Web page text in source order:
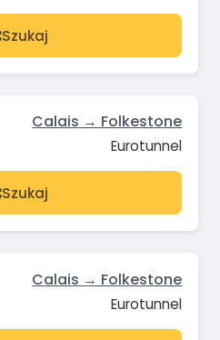
Szukaj
Calais → Folkestone
Eurotunnel
Szukaj
Calais → Folkestone
Eurotunnel